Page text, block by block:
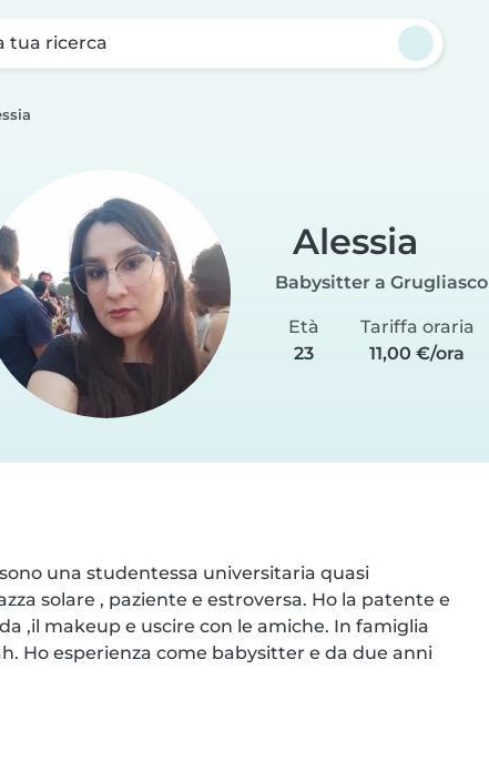
tua ricerca
Alessia
Babysitter a Grugliasco
Età
23
Tariffa oraria
11,00 €/ora
una studentessa universitaria quasi
solare , paziente e estroversa. Ho la patente e
,il makeup e uscire con le amiche. In famiglia
Ho esperienza come babysitter e da due anni